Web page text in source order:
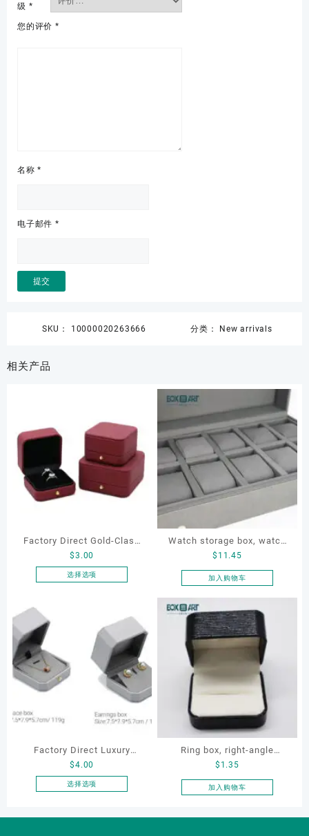
级 *
您的评价 *
名称*
电子邮件 *
SKU： 10000020263666 分类： New arrivals
相关产品
Factory Direct Gold-Clasp
Round-Corner Jewelry
Organizers
$3.00
选择选项
品
页
面
上
Watch storage box, watch
packaging box, watch
display box, customized
$ 11.45
加入购物车
Factory Direct Luxury
Jewelry Box Set
Elegantjewelry Boxes
Necklace Earrings
$4.00
选择选项
Ring box, right-angle
corduroy ring box, single
proposal ring box
$ 1.35
加入购物车